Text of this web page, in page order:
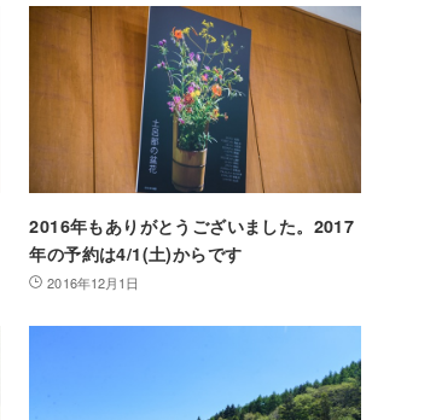
2016年もありがとうございました。2017
年の予約は4/1(土)からです
2016年12月1日